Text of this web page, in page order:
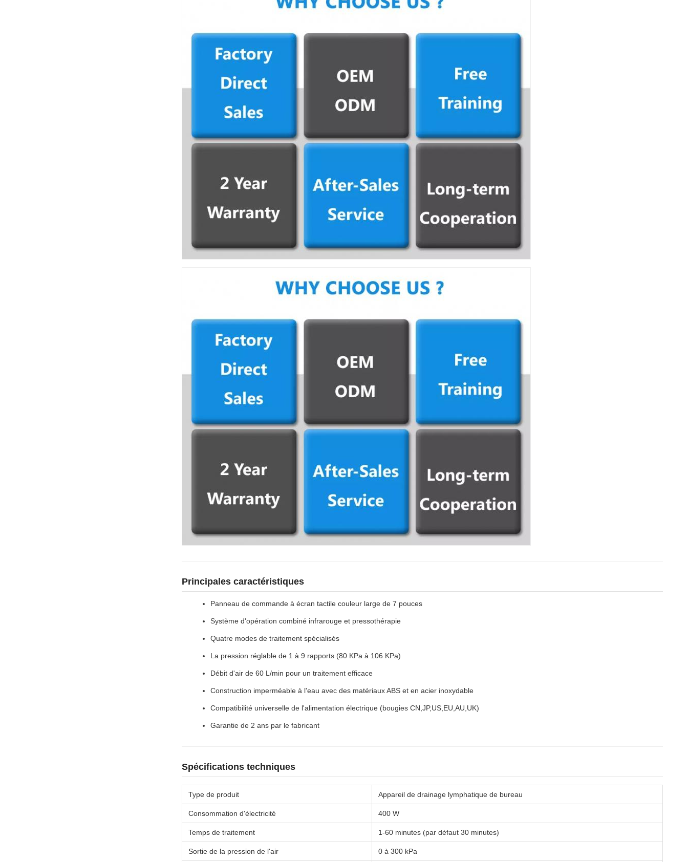
Principales caractéristiques
Panneau de commande à écran tactile couleur large de 7 pouces
Système d'opération combiné infrarouge et pressothérapie
Quatre modes de traitement spécialisés
La pression réglable de 1 à 9 rapports (80 KPa à 106 KPa)
Débit d'air de 60 L/min pour un traitement efficace
Construction imperméable à l'eau avec des matériaux ABS et en acier inoxydable
Compatibilité universelle de l'alimentation électrique (bougies CN,JP,US,EU,AU,UK)
Garantie de 2 ans par le fabricant
Spécifications techniques
Type de produit Appareil de drainage lymphatique de bureau
Consommation d'électricité 400 W
Temps de traitement 1-60 minutes (par défaut 30 minutes)
Sortie de la pression de l'air 0 à 300 kPa